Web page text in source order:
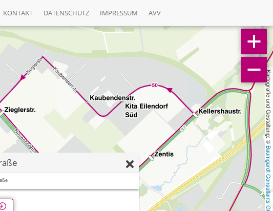
KONTAKT DATENSCHUTZ IMPRESSUM AVV
Kartografie und Gestaltung: ©
Baumgardt Consultants GbR